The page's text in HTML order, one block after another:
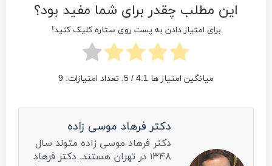
این مطلب چقدر برای شما مفید بود؟
برای امتیاز دادن به پست روی ستاره کلیک کنید!
میانگین امتیاز ها 4.1 / 5. تعداد امتیازات: 9
دکتر فرهاد موسی زاده
دکتر فرهاد موسی زاده متولد سال
۱۳۴۸ در تهران هستند. دکتر فرهاد